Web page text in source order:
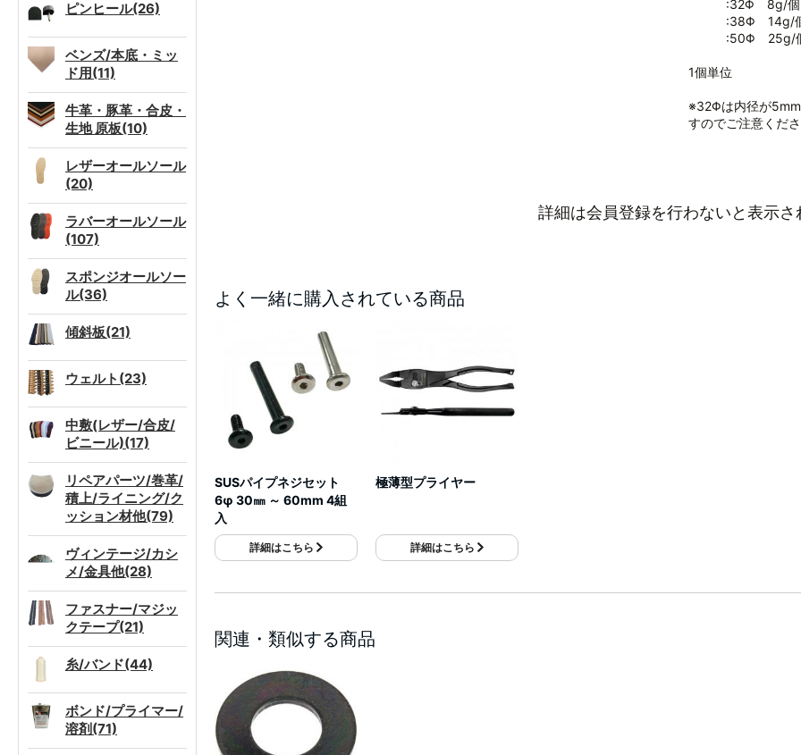
ピンヒール(26)
ベンズ/本底・ミッ
ド用(11)
牛革・豚革・合皮・
生地 原板(10)
レザーオールソール
(20)
ラバーオールソール
(107)
スポンジオールソー
ル(36)
傾斜板(21)
ウェルト(23)
中敷(レザー/合皮/
ビニール)(17)
リペアパーツ/巻革/
積上/ライニング/ク
ッション材他(79)
ヴィンテージ/カシ
メ/金具他(28)
ファスナー/マジッ
クテープ(21)
糸/バンド(44)
ボンド/プライマー/
溶剤(71)
:32Φ 8g/個
:38Φ 14g/
:50Φ 25g/
1個単位
※32Φは内径が5mm
すのでご注意くださ
詳細は会員登録を行わないと表示さ
よく一緒に購入されている商品
SUSパイプネジセット
6φ 30㎜ ～ 60mm 4組
入
詳細はこちら
極薄型プライヤー
詳細はこちら
関連・類似する商品